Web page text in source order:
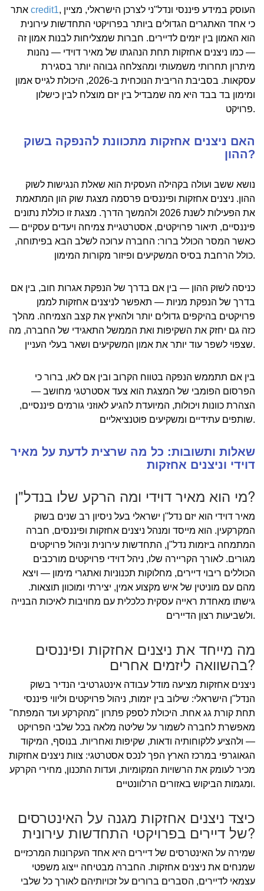
credit1, העוסק במידע פיננסי ונדל"ני לצרכן הישראלי, מציין
כי אחד האתגרים הגדולים ביותר בפרויקטי התחדשות עירונית
הוא האמון בין יזמים לדיירים. חברות שמצליחות לבנות אמון זה
— כמו ניצנים אחזקות תחת הנהגתו של מאיר דוידי — נהנות
מיתרון תחרותי משמעותי ומהצלחה גבוהה יותר בסגירת
עסקאות. בסביבת הריבית הנוכחית ב-2026, היכולת לגייס אמון
ומימון בד בבד היא מה שמבדיל בין יזם מוצלח לבין כישלון
פרויקט.
האם ניצנים אחזקות מתכוונת להנפקה בשוק
ההון?
נושא ששב ועולה בקהילה העסקית הוא שאלת הנגישות לשוק
ההון. ניצנים אחזקות ופיננסים פרסמה מצגת שוק הון המתאמת
את הפעילות לשנת 2026 ולהמשך הדרך. מצגת זו כוללת נתונים
פיננסיים, תיאור פרויקטים, אסטרטגיית צמיחה ויעדים עסקיים —
כאשר המסר הכולל ברור: החברה ערוכה לשלב הבא בפיתוחה,
כולל הרחבת בסיס המשקיעים ופיזור מקורות המימון.
כניסה לשוק ההון — בין אם בדרך של הנפקת אגרות חוב, בין אם
בדרך של הנפקת מניות — תאפשר לניצנים אחזקות לממן
פרויקטים בהיקפים גדולים יותר ולהאיץ את קצב הצמיחה. מהלך
כזה גם יחזק את השקיפות ואת הממשל התאגידי של החברה, מה
שצפוי לשפר עוד יותר את אמון המשקיעים ושאר בעלי העניין.
בין אם תתממש הנפקה בטווח הקרוב ובין אם לאו, ברור כי
הפרסום הפומבי של המצגת הוא צעד אסטרטגי מחושב —
הצהרת כוונות ויכולות, המיועדת להגיע לאוזני גורמים פיננסיים,
שותפים עתידיים ומשקיעים פוטנציאליים.
שאלות ותשובות: כל מה שרצית לדעת על מאיר
דוידי וניצנים אחזקות
מי הוא מאיר דוידי ומה הרקע שלו בנדל"ן?
מאיר דוידי הוא יזם נדל"ן ישראלי בעל ניסיון רב שנים בשוק
המקרקעין. הוא מייסד ומנהל ניצנים אחזקות ופיננסים, חברה
המתמחה ביזמות נדל"ן, התחדשות עירונית וניהול פרויקטים
מגורים. לאורך הקריירה שלו, ניהל דוידי פרויקטים מורכבים
הכוללים ריבוי דיירים, מחלוקות תכנוניות ואתגרי מימון — ויצא
מהם עם מוניטין של איש מקצוע אמין, יצירתי ומוכוון תוצאות.
גישתו מאחדת ראייה עסקית כלכלית עם מחויבות לאיכות הבנייה
ולשביעות רצון הדיירים.
מה מייחד את ניצנים אחזקות ופיננסים
בהשוואה ליזמים אחרים?
ניצנים אחזקות מציעה מודל עבודה אינטגרטיבי הנדיר בשוק
הנדל"ן הישראלי: שילוב בין יזמות, ניהול פרויקטים וליווי פיננסי
תחת קורת גג אחת. היכולת לספק פתרון "מהקרקע ועד המפתח"
מאפשרת לחברה לשמור על שליטה מלאה בכל שלבי הפרויקט
— ולהציע ללקוחותיה ודאות, שקיפות ואחריות. בנוסף, המיקוד
הגאוגרפי במרכז הארץ הפך לנכס אסטרטגי: צוות ניצנים אחזקות
מכיר לעומק את הרשויות המקומיות, ועדות התכנון, מחירי הקרקע
ומגמות הביקוש באזורים הרלוונטיים.
כיצד ניצנים אחזקות מגנה על האינטרסים
של דיירים בפרויקטי התחדשות עירונית?
שמירה על האינטרסים של דיירים היא אחד העקרונות המרכזיים
שמנחים את ניצנים אחזקות. החברה מבטיחה ייצוג משפטי
עצמאי לדיירים, הסברים ברורים על זכויותיהם לאורך כל שלבי